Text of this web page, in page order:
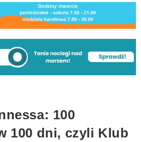
100
100 dni, czyli Klub